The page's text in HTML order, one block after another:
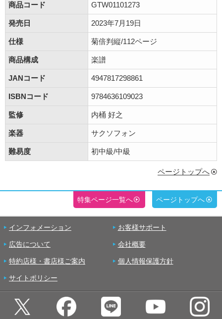
商品コード
GTW01101273
発売日 2023年7月19日
仕様 菊倍判縦/112ページ
商品構成 楽譜
JANコード 4947817298861
ISBNコード 9784636109023
監修 内桶 好之
楽器 サクソフォン
難易度 初中級/中級
ページトップへ
特集ページ一覧へ ページトップへ
インフォメーション お客様サポート
広告について 会社概要
特約店様・書店様ご案内 個人情報保護方針
サイトポリシー